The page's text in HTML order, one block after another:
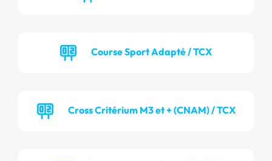
Course Sport Adapté / TCX
Cross Critérium M3 et + (CNAM) / TCX